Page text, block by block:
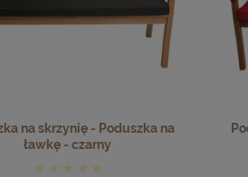
na skrzynię - Poduszka na
ławkę - czarny